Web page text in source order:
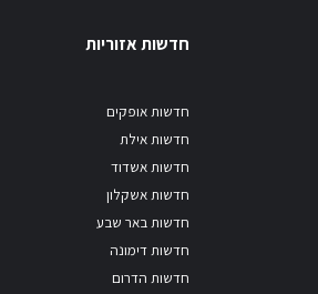
חדשות אזוריות
חדשות אופקים
חדשות אילת
חדשות אשדוד
חדשות אשקלון
חדשות באר שבע
חדשות דימונה
חדשות הדרום